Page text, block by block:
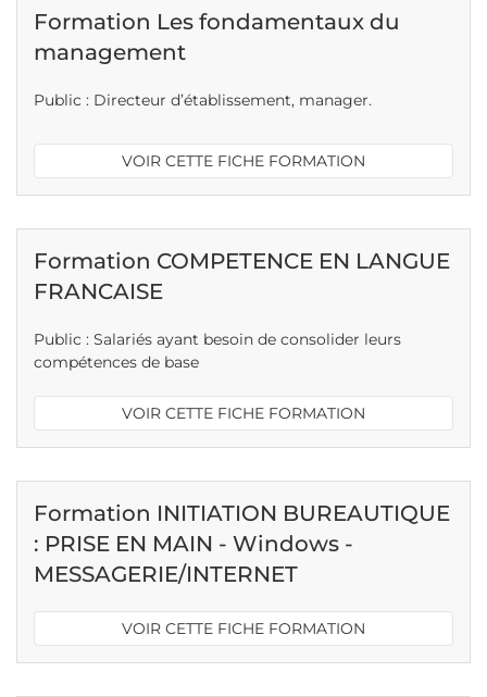
Formation Les fondamentaux du
management
Public : Directeur d’établissement, manager.
VOIR CETTE FICHE FORMATION
Formation COMPETENCE EN LANGUE
FRANCAISE
Public : Salariés ayant besoin de consolider leurs
compétences de base
VOIR CETTE FICHE FORMATION
Formation INITIATION BUREAUTIQUE
: PRISE EN MAIN - Windows -
MESSAGERIE/INTERNET
VOIR CETTE FICHE FORMATION